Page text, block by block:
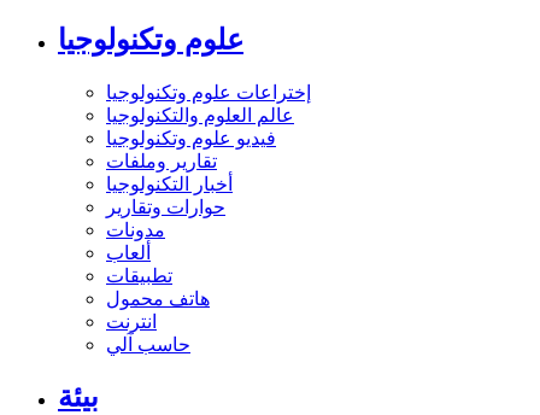
علوم وتكنولوجيا
إختراعات علوم وتكنولوجيا
عالم العلوم والتكنولوجيا
فيديو علوم وتكنولوجيا
تقارير وملفات
أخبار التكنولوجيا
حوارات وتقارير
مدونات
ألعاب
تطبيقات
هاتف محمول
انترنت
حاسب آلي
بيئة